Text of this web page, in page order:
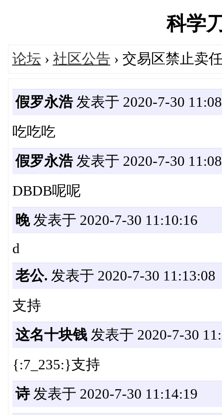
科学
论坛 › 社区公告 › 交易区禁止卖
假罗永浩发表于 2020-7-30
吃吃吃
假罗永浩发表于 2020-7-30
DBDB呢呢
晚发表于 2020-7-30 11:10:16
d
老公. 发表于 2020-7-30 11:13:08
支持
这名十块钱发表于 2020-7-30
{:7_235:}支持
诗发表于 2020-7-30 11:14:19